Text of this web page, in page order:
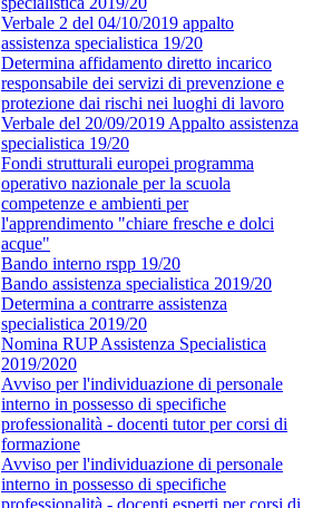
Verbale 2 del 04/10/2019 appalto
assistenza specialistica 19/20
Determina affidamento diretto incarico
responsabile dei servizi di prevenzione e
protezione dai rischi nei luoghi di lavoro
Verbale del 20/09/2019 Appalto assistenza
specialistica 19/20
Fondi strutturali europei programma
operativo nazionale per la scuola
competenze e ambienti per
l'apprendimento "chiare fresche e dolci
acque"
Bando interno rspp 19/20
Bando assistenza specialistica 2019/20
Determina a contrarre assistenza
specialistica 2019/20
Nomina RUP Assistenza Specialistica
2019/2020
Avviso per l'individuazione di personale
interno in possesso di specifiche
professionalità - docenti tutor per corsi di
formazione
Avviso per l'individuazione di personale
interno in possesso di specifiche